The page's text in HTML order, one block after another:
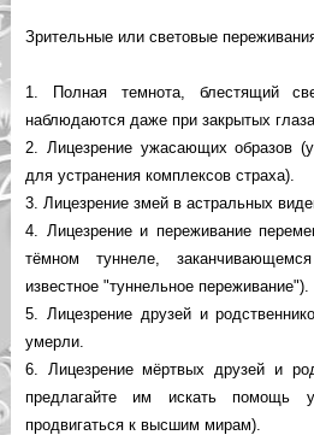
Зрительные или световые
1. Полная темнота, блестящий
наблюдаются даже при закрытых
2. Лицезрение ужасающих образов
для устранения комплексов страха).
3. Лицезрение змей в астральных
4. Лицезрение и переживание
тёмном туннеле,
известное "туннельное переживание").
5. Лицезрение друзей и
умерли.
6. Лицезрение мёртвых друзей и
предлагайте им искать помощь
продвигаться к высшим мирам).